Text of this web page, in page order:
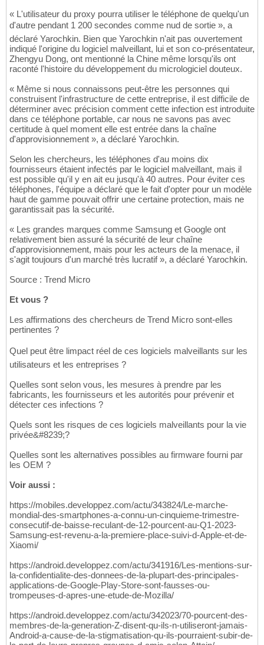
« L'utilisateur du proxy pourra utiliser le téléphone de quelqu'un
d'autre pendant 1 200 secondes comme nud de sortie », a
déclaré Yarochkin. Bien que Yarochkin n'ait pas ouvertement
indiqué l'origine du logiciel malveillant, lui et son co-présentateur,
Zhengyu Dong, ont mentionné la Chine même lorsqu'ils ont
raconté l'histoire du développement du micrologiciel douteux.
« Même si nous connaissons peut-être les personnes qui
construisent l'infrastructure de cette entreprise, il est difficile de
déterminer avec précision comment cette infection est introduite
dans ce téléphone portable, car nous ne savons pas avec
certitude à quel moment elle est entrée dans la chaîne
d'approvisionnement », a déclaré Yarochkin.
Selon les chercheurs, les téléphones d'au moins dix
fournisseurs étaient infectés par le logiciel malveillant, mais il
est possible qu'il y en ait eu jusqu'à 40 autres. Pour éviter ces
téléphones, l'équipe a déclaré que le fait d'opter pour un modèle
haut de gamme pouvait offrir une certaine protection, mais ne
garantissait pas la sécurité.
« Les grandes marques comme Samsung et Google ont
relativement bien assuré la sécurité de leur chaîne
d'approvisionnement, mais pour les acteurs de la menace, il
s'agit toujours d'un marché très lucratif », a déclaré Yarochkin.
Source : Trend Micro
Et vous ?
Les affirmations des chercheurs de Trend Micro sont-elles
pertinentes ?
Quel peut être limpact réel de ces logiciels malveillants sur les
utilisateurs et les entreprises ?
Quelles sont selon vous, les mesures à prendre par les
fabricants, les fournisseurs et les autorités pour prévenir et
détecter ces infections ?
Quels sont les risques de ces logiciels malveillants pour la vie
privée&#8239;?
Quelles sont les alternatives possibles au firmware fourni par
les OEM ?
Voir aussi :
https://mobiles.developpez.com/actu/343824/Le-marche-
mondial-des-smartphones-a-connu-un-cinquieme-trimestre-
consecutif-de-baisse-reculant-de-12-pourcent-au-Q1-2023-
Samsung-est-revenu-a-la-premiere-place-suivi-d-Apple-et-de-
Xiaomi/
https://android.developpez.com/actu/341916/Les-mentions-sur-
la-confidentialite-des-donnees-de-la-plupart-des-principales-
applications-de-Google-Play-Store-sont-fausses-ou-
trompeuses-d-apres-une-etude-de-Mozilla/
https://android.developpez.com/actu/342023/70-pourcent-des-
membres-de-la-generation-Z-disent-qu-ils-n-utiliseront-jamais-
Android-a-cause-de-la-stigmatisation-qu-ils-pourraient-subir-de-